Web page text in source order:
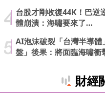
台股才剛收復44K！巴逆
體崩潰：海嘯要來了…
AI泡沫破裂「台灣半導
盤」後果：將面臨海嘯衝
財經